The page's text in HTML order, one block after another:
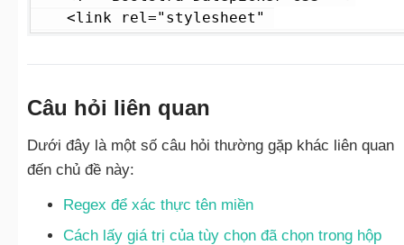
href="https://cdnjs.cloudflare.com/ajax/
bs/bootstrap-
datepicker.min.css">
</head>
	<div class="container">
Câu hỏi liên quan
Dưới đây là một số câu hỏi thường gặp khác liên quan
đến chủ đề này:
Regex để xác thực tên miền
Cách lấy giá trị của tùy chọn đã chọn trong hộp